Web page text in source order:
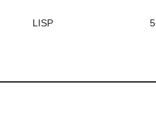
LISP 5